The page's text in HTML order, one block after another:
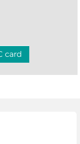
card